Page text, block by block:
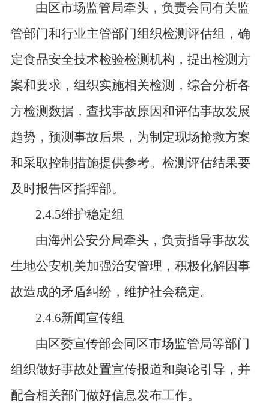
由区市场监管局牵头，负责会同有关监
管部门和行业主管部门组织检测评估组，确
定食品安全技术检验检测机构，提出检测方
案和要求，组织实施相关检测，综合分析各
方检测数据，查找事故原因和评估事故发展
趋势，预测事故后果，为制定现场抢救方案
和采取控制措施提供参考。检测评估结果要
及时报告区指挥部。
2.4.5维护稳定组
由海州公安分局牵头，负责指导事故发
生地公安机关加强治安管理，积极化解因事
故造成的矛盾纠纷，维护社会稳定。
2.4.6新闻宣传组
由区委宣传部会同区市场监管局等部门
组织做好事故处置宣传报道和舆论引导，并
配合相关部门做好信息发布工作。